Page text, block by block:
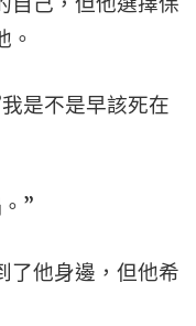
。
是不是早該死在
”
了他身邊，但他希